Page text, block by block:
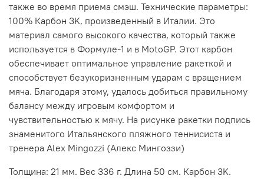
также во время приема смэш. Технические параметры:
100% Карбон 3K, произведенный в Италии. Это
материал самого высокого качества, который также
используется в Формуле-1 и в MotoGP. Этот карбон
обеспечивает оптимальное управление ракеткой и
способствует безукоризненным ударам с вращением
мяча. Благодаря этому, удалось добиться правильному
балансу между игровым комфортом и
чувствительностью к мячу. На рисунке ракетки подпись
знаменитого Итальянского пляжного теннисиста и
тренера Alex Mingozzi (Алекс Мингоззи)
Толщина: 21 мм. Вес 336 г. Длина 50 см. Карбон 3K.